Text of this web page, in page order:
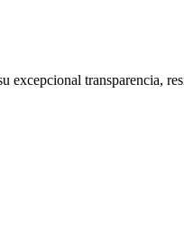
transparencia,